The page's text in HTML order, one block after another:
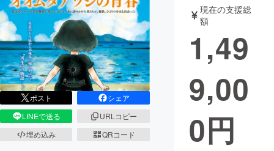
アート・写真 音楽
テクノロジー・ガジェット ゲーム・サ
映像・映画
ビジネス・起業
まちづくり・地域活性化
ポスト
シェア
LINEで送る
URLコピー
埋め込み
QRコード
現在の支援総
額
1,49
9,00
0円